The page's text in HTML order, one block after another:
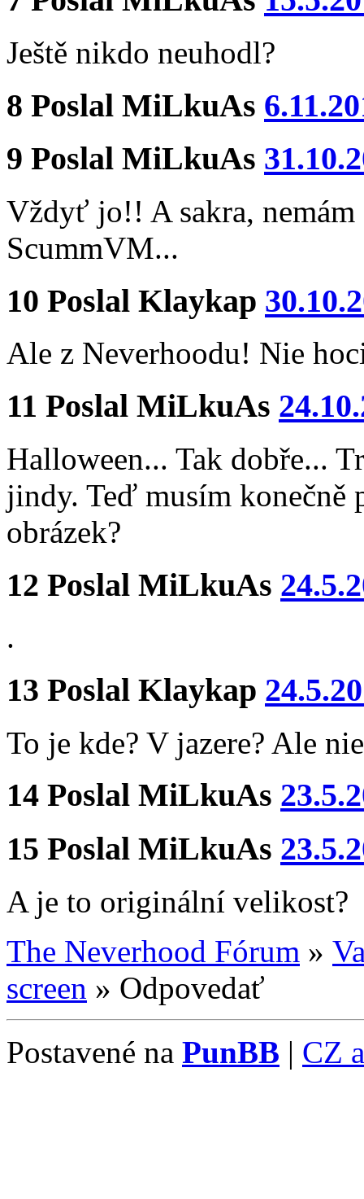
Ještě nikdo neuhodl?
8 Poslal MiLkuAs
9 Poslal MiLkuAs
Vždyť jo!! A sakra, nemám
ScummVM...
10 Poslal Klaykap
Ale z Neverhoodu! Nie
11 Poslal MiLkuAs
Halloween... Tak dobře...
jindy. Teď musím konečně
obrázek?
12 Poslal MiLkuAs
.
13 Poslal Klaykap
To je kde? V jazere? Ale
14 Poslal MiLkuAs
15 Poslal MiLkuAs
A je to originální velikost?
The Neverhood Fórum »
screen » Odpovedať
Postavené na PunBB | CZ